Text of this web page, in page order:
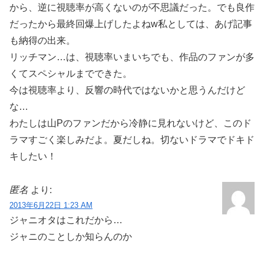
から、逆に視聴率が高くないのが不思議だった。でも良作
だったから最終回爆上げしたよねw私としては、あげ記事
も納得の出来。
リッチマン…は、視聴率いまいちでも、作品のファンが多
くてスペシャルまでできた。
今は視聴率より、反響の時代ではないかと思うんだけど
な…
わたしは山Pのファンだから冷静に見れないけど、このド
ラマすごく楽しみだよ。夏だしね。切ないドラマでドキド
キしたい！
匿名 より:
2013年6月22日 1:23 AM
ジャニオタはこれだから…
ジャニのことしか知らんのか